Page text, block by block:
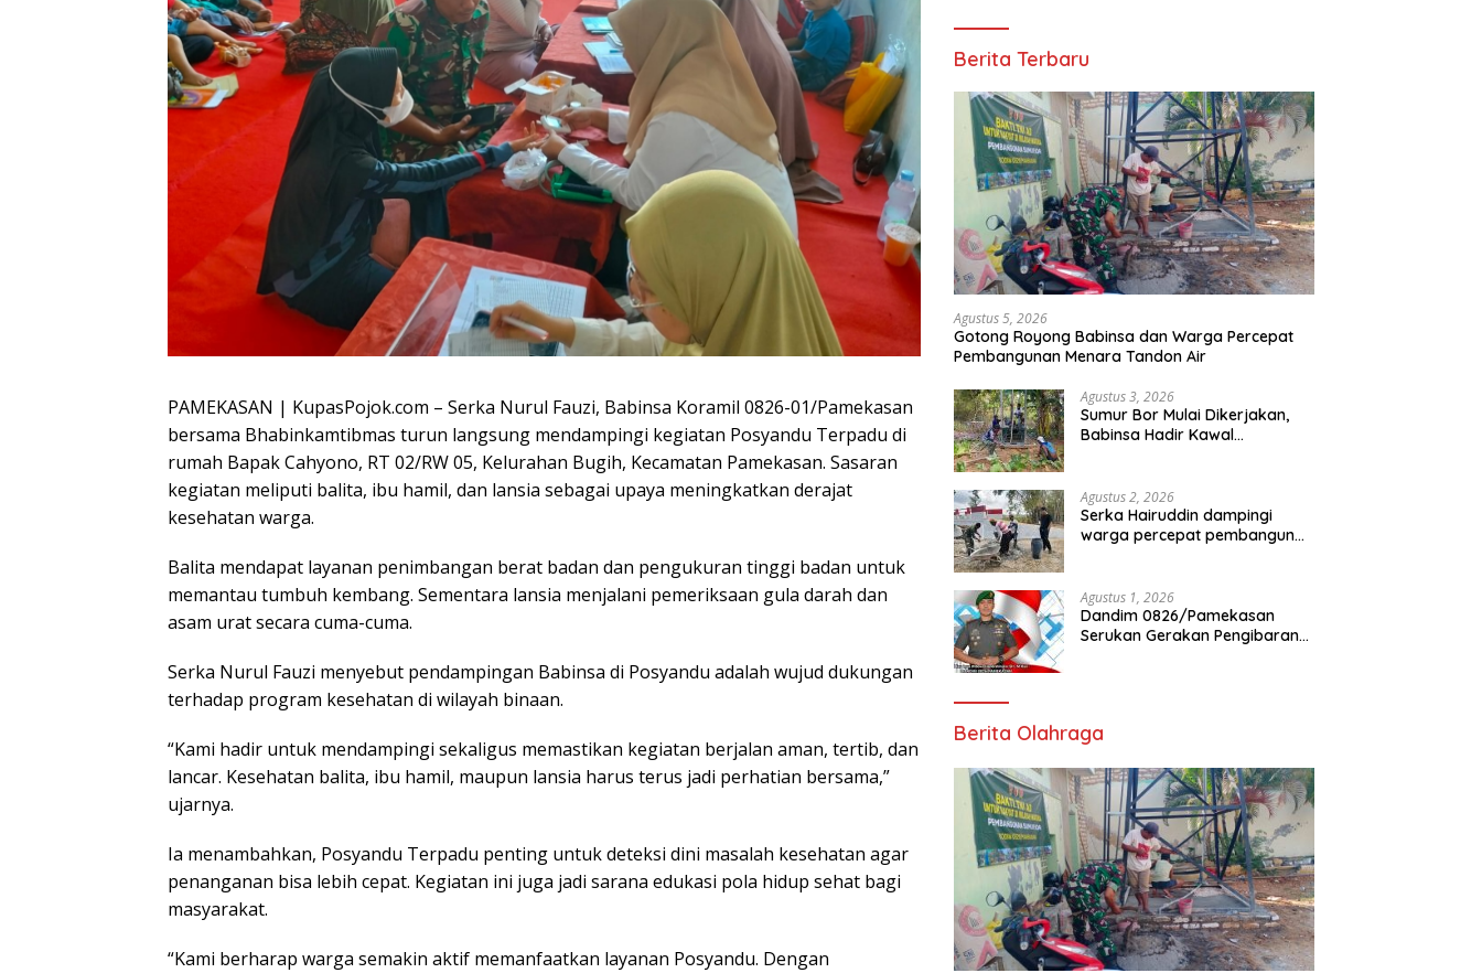
PAMEKASAN | KupasPojok.com – Serka Nurul Fauzi, Babinsa Koramil 0826-01/Pamekasan
bersama Bhabinkamtibmas turun langsung mendampingi kegiatan Posyandu Terpadu di
rumah Bapak Cahyono, RT 02/RW 05, Kelurahan Bugih, Kecamatan Pamekasan. Sasaran
kegiatan meliputi balita, ibu hamil, dan lansia sebagai upaya meningkatkan derajat
kesehatan warga.
Balita mendapat layanan penimbangan berat badan dan pengukuran tinggi badan untuk
memantau tumbuh kembang. Sementara lansia menjalani pemeriksaan gula darah dan
asam urat secara cuma-cuma.
Serka Nurul Fauzi menyebut pendampingan Babinsa di Posyandu adalah wujud dukungan
terhadap program kesehatan di wilayah binaan.
“Kami hadir untuk mendampingi sekaligus memastikan kegiatan berjalan aman, tertib, dan
lancar. Kesehatan balita, ibu hamil, maupun lansia harus terus jadi perhatian bersama,”
ujarnya.
Ia menambahkan, Posyandu Terpadu penting untuk deteksi dini masalah kesehatan agar
penanganan bisa lebih cepat. Kegiatan ini juga jadi sarana edukasi pola hidup sehat bagi
masyarakat.
“Kami berharap warga semakin aktif memanfaatkan layanan Posyandu. Dengan
Berita Terbaru
Agustus 5, 2026
Gotong Royong Babinsa dan Warga Percepat
Pembangunan Menara Tandon Air
Agustus 3, 2026
Sumur Bor Mulai Dikerjakan,
Babinsa Hadir Kawal
Agustus 2, 2026
Serka Hairuddin dampingi
warga percepat pembangunan
Agustus 1, 2026
Dandim 0826/Pamekasan
Serukan Gerakan Pengibaran
Berita Olahraga